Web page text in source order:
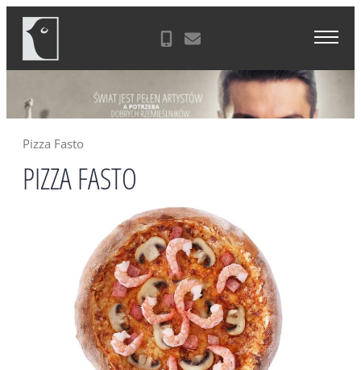
Skip
content
Agencja Reklamowa Zielona Góra
Pizza Fasto
PIZZA FASTO